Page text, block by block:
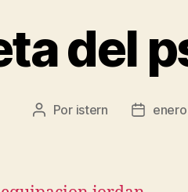
del
Autor
Por istern
Fecha